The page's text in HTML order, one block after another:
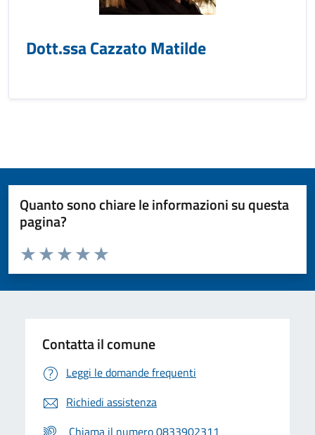
Dott.ssa Cazzato Matilde
Quanto sono chiare le informazioni su questa
pagina?
Valuta da 1 a 5 stelle la pagina
Valuta 5 stelle su 5
Valuta 4 stelle su 5
Valuta 3 stelle su 5
Valuta 2 stelle su 5
Valuta 1 stelle su 5
Contatta il comune
Leggi le domande frequenti
Richiedi assistenza
Chiama il numero 0833902311